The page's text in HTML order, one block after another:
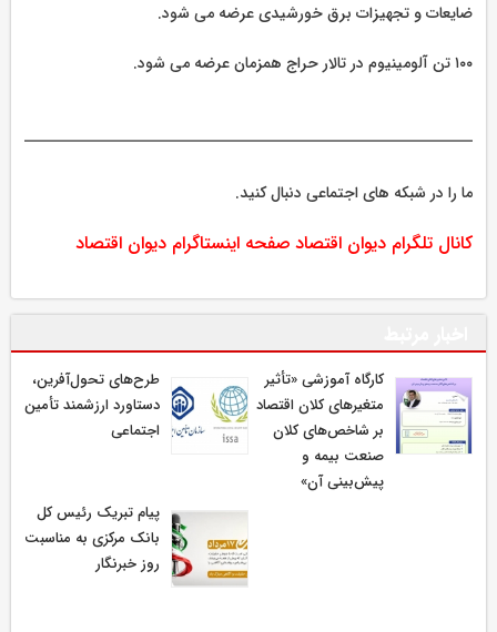
ضایعات و تجهیزات برق خورشیدی عرضه می شود.
۱۰۰ تن آلومینیوم در تالار حراج همزمان عرضه می شود.
ما را در شبکه های اجتماعی دنبال کنید.
کانال تلگرام دیوان اقتصاد صفحه اینستاگرام دیوان اقتصاد
كارگاه آموزشی «تأثیر
متغیرهای كلان اقتصاد
بر شاخص‌های كلان
صنعت بیمه و
پیش‌بینی آن»
طرح‌های تحول‌آفرین،
دستاورد ارزشمند تأمین
اجتماعی
پیام تبریک رئیس کل
بانک مرکزی به مناسبت
روز خبرنگار